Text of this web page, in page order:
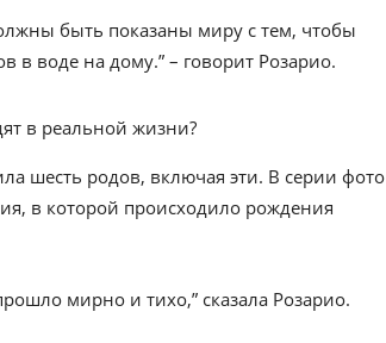
быть показаны миру с тем, чтобы
в воде на дому.” – говорит Розарио.
шесть родов, включая эти. В серии фото
в которой происходило рождения
мирно и тихо,” сказала Розарио.